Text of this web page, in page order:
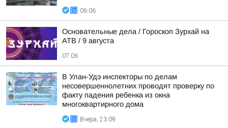
06:06
Основательные дела / Гороскоп Зурхай на
АТВ / 9 августа
07:06
В Улан-Удэ инспекторы по делам
несовершеннолетних проводят проверку по
факту падения ребенка из окна
многоквартирного дома
Вчера, 23:09